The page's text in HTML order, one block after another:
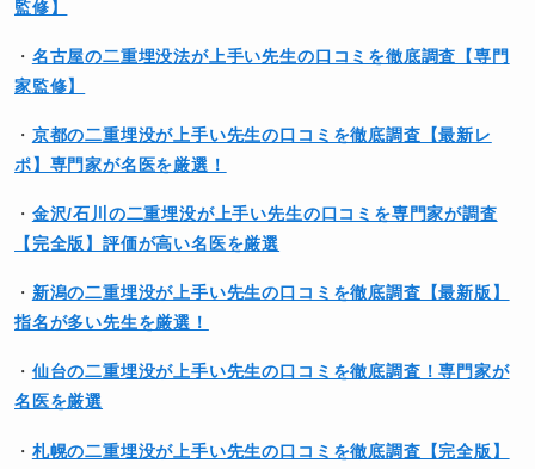
監修】
・ 名古屋の二重埋没法が上手い先生の口コミを徹底調査【専門
家監修】
・ 京都の二重埋没が上手い先生の口コミを徹底調査【最新レ
ポ】専門家が名医を厳選！
・ 金沢/石川の二重埋没が上手い先生の口コミを専門家が調査
【完全版】評価が高い名医を厳選
・ 新潟の二重埋没が上手い先生の口コミを徹底調査【最新版】
指名が多い先生を厳選！
・ 仙台の二重埋没が上手い先生の口コミを徹底調査！専門家が
名医を厳選
・ 札幌の二重埋没が上手い先生の口コミを徹底調査【完全版】